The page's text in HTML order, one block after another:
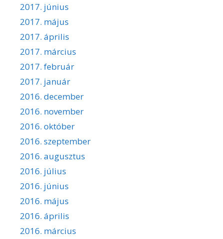
2017. június
2017. május
2017. április
2017. március
2017. február
2017. január
2016. december
2016. november
2016. október
2016. szeptember
2016. augusztus
2016. július
2016. június
2016. május
2016. április
2016. március